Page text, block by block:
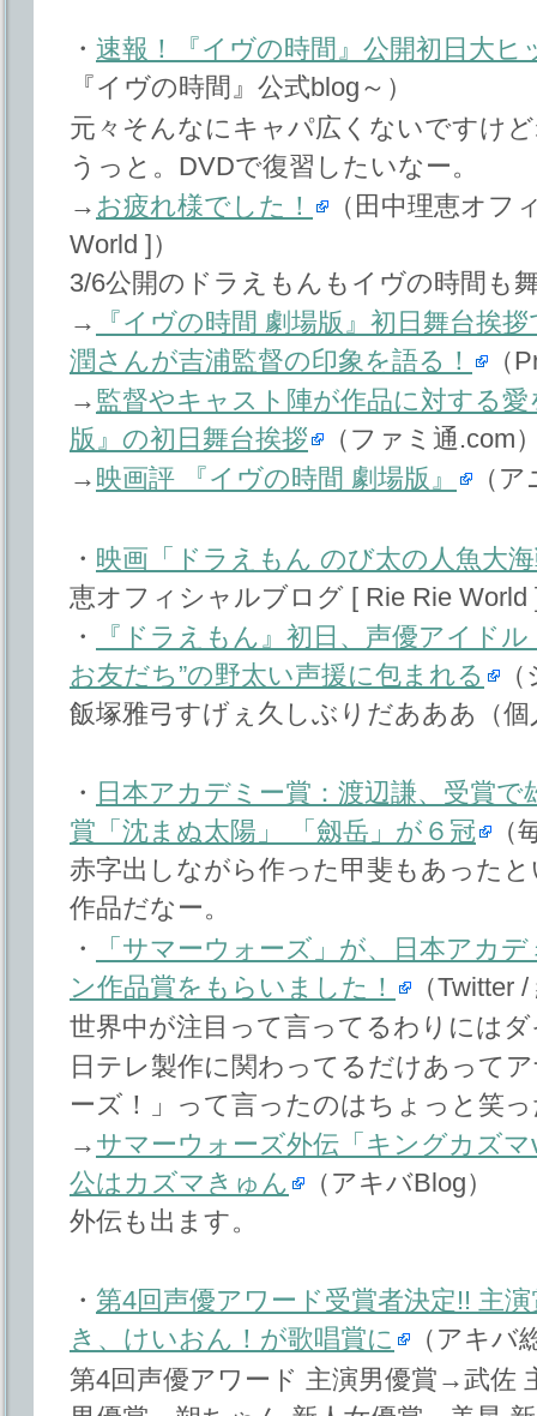
・ 速報！『イヴの時間』公開初日大ヒ
『イヴの時間』公式blog～）
元々そんなにキャパ広くないですけ
うっと。DVDで復習したいなー。
→ お疲れ様でした！
（田中理恵オフ
World ]）
3/6公開のドラえもんもイヴの時間も
→
『イヴの時間 劇場版』初日舞台挨
潤さんが吉浦監督の印象を語る！
（
→ 監督やキャスト陣が作品に対する
版』の初日舞台挨拶
（ファミ通.com
→ 映画評 『イヴの時間 劇場版』 （
・ 映画「ドラえもん のび太の人魚大
恵オフィシャルブログ [ Rie Rie World
・
『ドラえもん』初日、声優アイド
お友だち”の野太い声援に包まれる
飯塚雅弓すげぇ久しぶりだあああ（個
・ 日本アカデミー賞：渡辺謙、受賞
賞「沈まぬ太陽」 「劔岳」が６冠
（
赤字出しながら作った甲斐もあった
作品だなー。
・
「サマーウォーズ」が、日本アカ
ン作品賞をもらいました！
（Twitter
世界中が注目って言ってるわりには
日テレ製作に関わってるだけあって
ーズ！」って言ったのはちょっと笑
→ サマーウォーズ外伝「キングカズ
公はカズマきゅん
（アキバBlog）
外伝も出ます。
・ 第4回声優アワード受賞者決定!! 主
き、けいおん！が歌唱賞に
（アキバ
第4回声優アワード 主演男優賞→武佐